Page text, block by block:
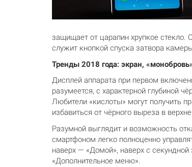
защищает от царапин хрупкое стекло.
служит кнопкой спуска затвора
Тренды 2018 года: экран,
Дисплей аппарата при первом
разумеется, с характерной глубиной
Любители «кислоты» могут получить
избавиться от чёрного выреза в
Разумной выглядит и возможность
смартфоном легко полноценно
наверх — «Домой», наверх с
«Дополнительное меню».